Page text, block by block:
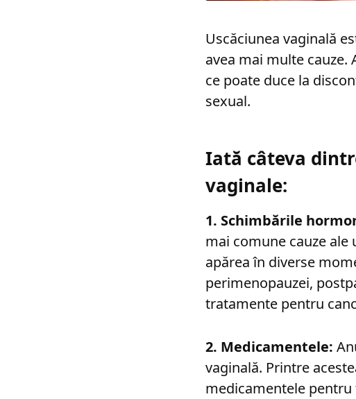
Uscăciunea vaginală
avea mai multe cauze.
ce poate duce la
sexual.
Iată câteva
vaginale:
1. Schimbările
mai comune cauze
apărea în diverse
perimenopauzei,
tratamente pentru
2. Medicamentele:
vaginală. Printre
medicamentele